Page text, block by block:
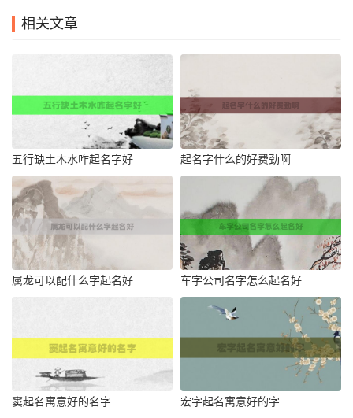
相关文章
五行缺土木水咋起名字好 起名字什么的好费劲啊
属龙可以配什么字起名好 车字公司名字怎么起名好
窦起名寓意好的名字 宏字起名寓意好的字